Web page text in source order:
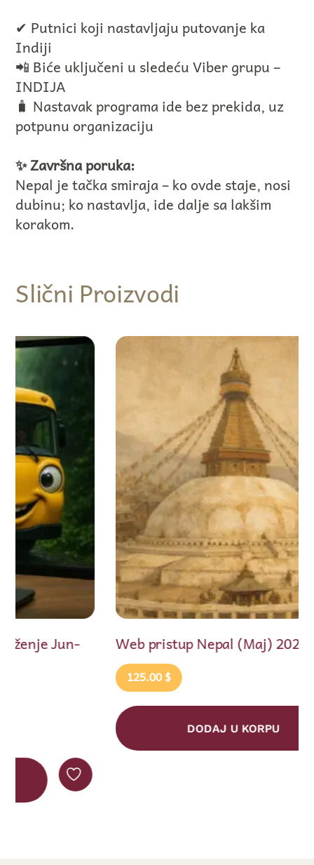
✔ Putnici koji nastavljaju putovanje ka
Indiji
📲 Biće uključeni u sledeću Viber grupu –
INDIJA
🧳 Nastavak programa ide bez prekida, uz
potpunu organizaciju
✨ Završna poruka:
Nepal je tačka smiraja – ko ovde staje, nosi
dubinu; ko nastavlja, ide dalje sa lakšim
korakom.
Slični Proizvodi
Web pristup Nepal (Maj) 2026
DODAJ U KORPU